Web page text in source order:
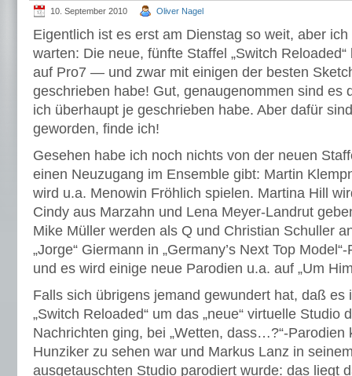
10. September 2010 Oliver Nagel
Eigentlich ist es erst am Dienstag so weit, aber
warten: Die neue, fünfte Staffel „Switch
auf Pro7 — und zwar mit einigen der besten
geschrieben habe! Gut, genaugenommen sind es
ich überhaupt je geschrieben habe. Aber dafür
geworden, finde ich!
Gesehen habe ich noch nichts von der neuen
einen Neuzugang im Ensemble gibt: Martin
wird u.a. Menowin Fröhlich spielen. Martina Hill
Cindy aus Marzahn und Lena Meyer-Landrut
Mike Müller werden als Q und Christian Schuller
„Jorge“ Giermann in „Germany’s Next Top
und es wird einige neue Parodien u.a. auf „Um
Falls sich übrigens jemand gewundert hat, daß es
„Switch Reloaded“ um das „neue“ virtuelle Studio
Nachrichten ging, bei „Wetten, dass…?“-Parodien
Hunziker zu sehen war und Markus Lanz in
ausgetauschten Studio parodiert wurde: das liegt